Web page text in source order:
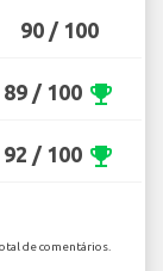
90 / 100
89 / 100 emoji_events
92 / 100 emoji_events
de comentários.